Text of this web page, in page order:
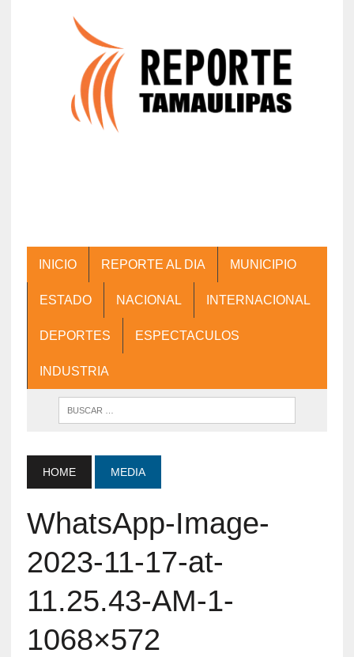
INICIO REPORTE AL DIA MUNICIPIO
ESTADO NACIONAL INTERNACIONAL
DEPORTES ESPECTACULOS
INDUSTRIA
HOME MEDIA
WhatsApp-Image-
2023-11-17-at-
11.25.43-AM-1-
1068×572